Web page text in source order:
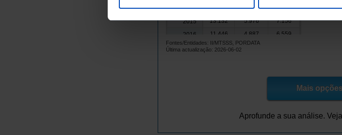
2014
14.310 6.596
7.714
2015
13.132 5.976
7.156
2016
11.446 4.887
6.559
2017
8.385
4.061
2.813
4.509
Fontes/Entidades: II/MTSSS, PORDATA
Última actualização: 2026-06-02
Mais
Aprofunde a sua análise.